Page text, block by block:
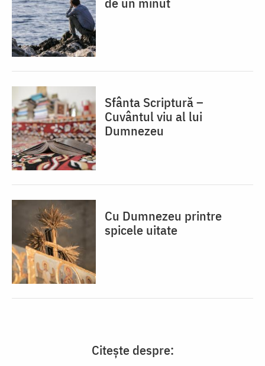
Sfânta Scriptură –
Cuvântul viu al lui
Dumnezeu
Cu Dumnezeu printre
spicele uitate
Citește despre: